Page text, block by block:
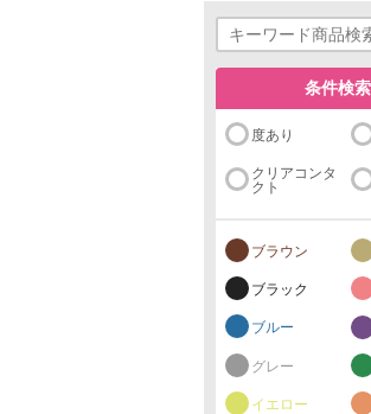
条件検索
度あり
クリアコンタ
クト
ブラウン
ブラック
ブルー
グレー
イエロー